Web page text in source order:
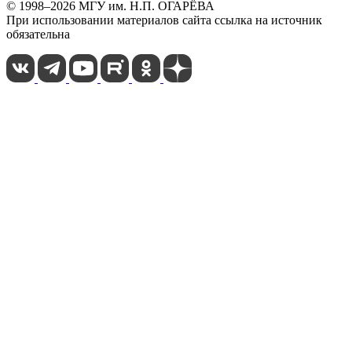
© 1998–2026 МГУ им. Н.П. ОГАРЁВА
При использовании материалов сайта ссылка на источник
обязательна